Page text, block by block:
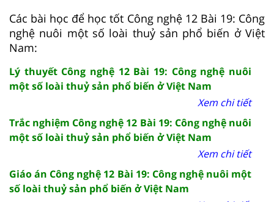
Các bài học để học tốt Công nghệ 12 Bài 19: Công
nghệ nuôi một số loài thuỷ sản phổ biến ở Việt
Nam:
Lý thuyết Công nghệ 12 Bài 19: Công nghệ nuôi
một số loài thuỷ sản phổ biến ở Việt Nam
Xem chi tiết
Trắc nghiệm Công nghệ 12 Bài 19: Công nghệ nuôi
một số loài thuỷ sản phổ biến ở Việt Nam
Xem chi tiết
Giáo án Công nghệ 12 Bài 19: Công nghệ nuôi một
số loài thuỷ sản phổ biến ở Việt Nam